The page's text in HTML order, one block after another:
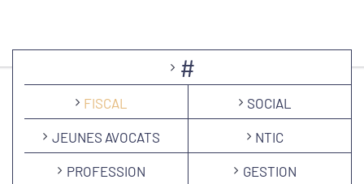
#
FISCAL SOCIAL
JEUNES AVOCATS NTIC
PROFESSION GESTION